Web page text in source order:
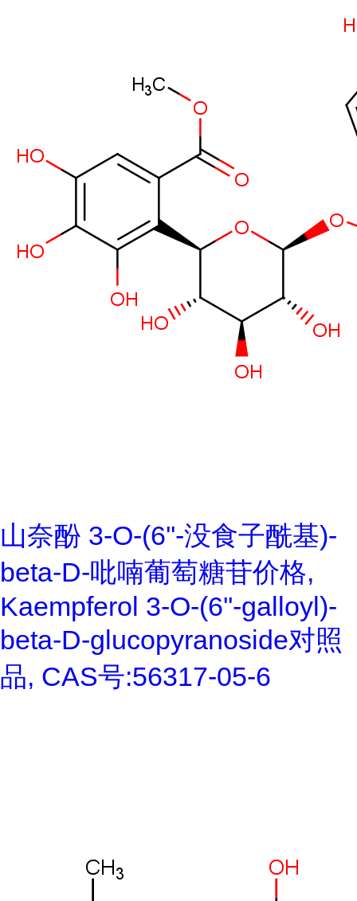
山奈酚 3-O-(6''-没食子酰基)-
beta-D-吡喃葡萄糖苷价格,
Kaempferol 3-O-(6''-galloyl)-
beta-D-glucopyranoside对照
品, CAS号:56317-05-6